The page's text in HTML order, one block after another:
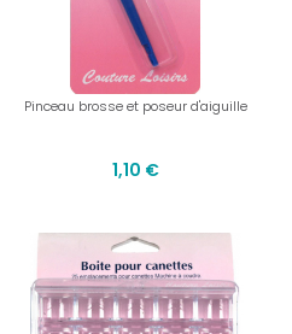
Pinceau brosse et poseur d'aiguille
1,10 €